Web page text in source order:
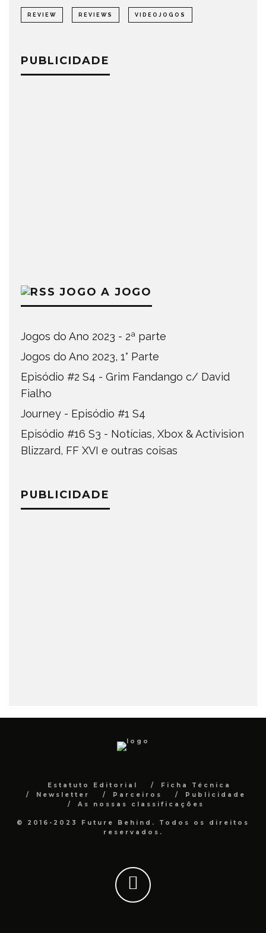
REVIEW REVIEWS VIDEOJOGOS
PUBLICIDADE
JOGO A JOGO
Jogos do Ano 2023 - 2ª parte
Jogos do Ano 2023, 1° Parte
Episódio #2 S4 - Grim Fandango c/ David
Fialho
Journey - Episódio #1 S4
Episódio #16 S3 - Notícias, Xbox & Activision
Blizzard, FF XVI e outras coisas
PUBLICIDADE
Estatuto Editorial
Ficha Técnica
Newsletter
Parceiros
Publicidade
As nossas classificações
© 2016-2023 Future Behind. Todos os direitos
reservados.